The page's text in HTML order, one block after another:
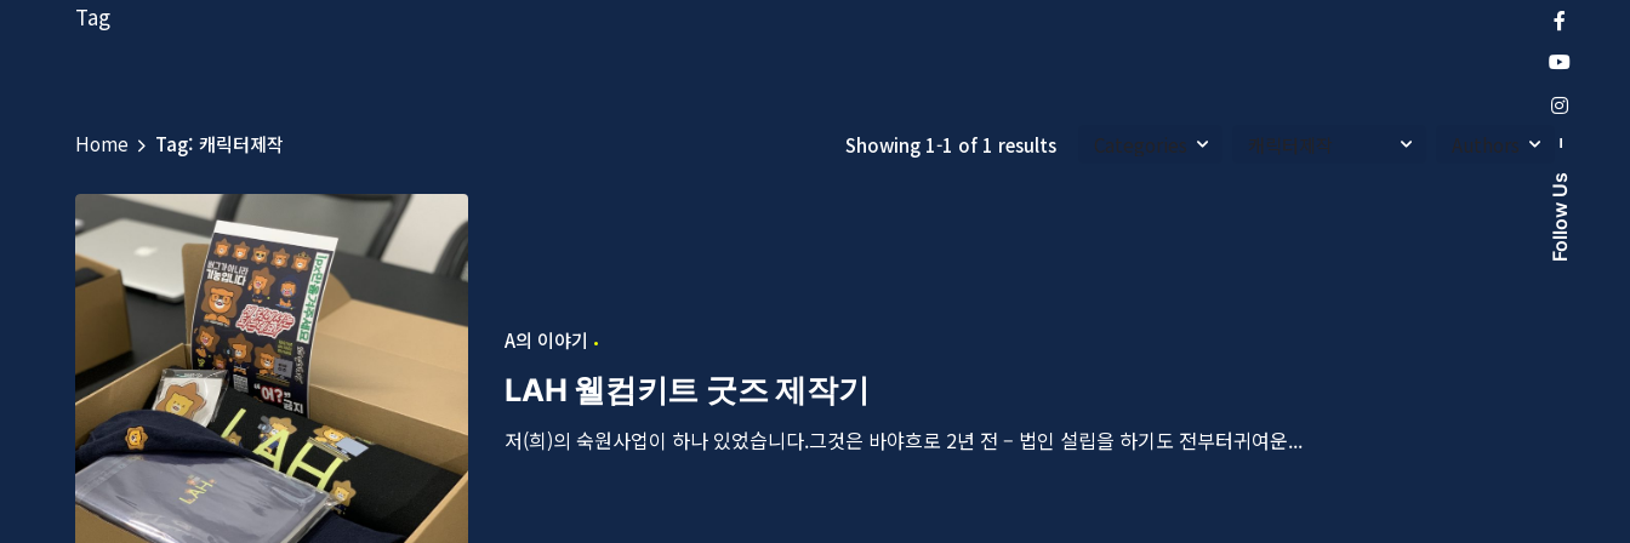
Follow Us
Tag
Home Tag: 캐릭터제작 Showing 1-1 of 1 results
A의 이야기
LAH 웰컴키트 굿즈 제작기
저(희)의 숙원사업이 하나 있었습니다.그것은 바야흐로 2년 전 – 법인 설립을 하기도 전부터귀여운...